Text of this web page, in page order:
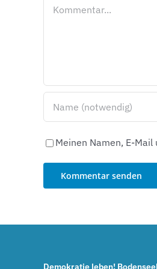
Meinen Namen, E-
Demokratie leben!